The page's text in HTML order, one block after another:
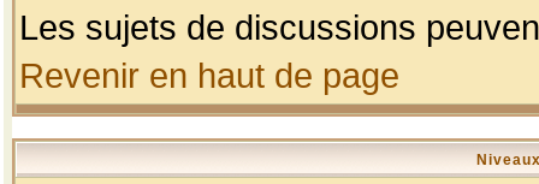
Les sujets de discussions
Revenir en haut de page